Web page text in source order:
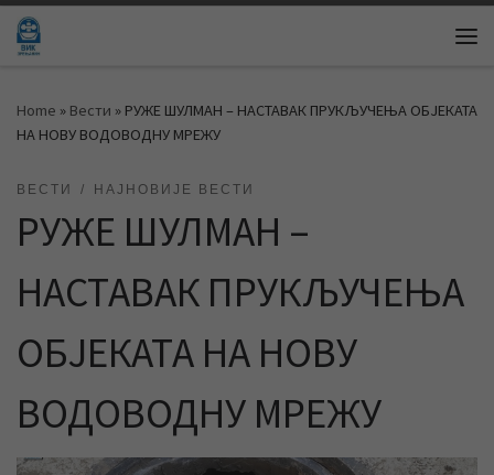
Skip to content
Home » Вести » РУЖЕ ШУЛМАН – НАСТАВАК ПРУКЉУЧЕЊА ОБЈЕКАТА
НА НОВУ ВОДОВОДНУ МРЕЖУ
ВЕСТИ НАЈНОВИЈЕ ВЕСТИ
РУЖЕ ШУЛМАН –
НАСТАВАК ПРУКЉУЧЕЊА
ОБЈЕКАТА НА НОВУ
ВОДОВОДНУ МРЕЖУ